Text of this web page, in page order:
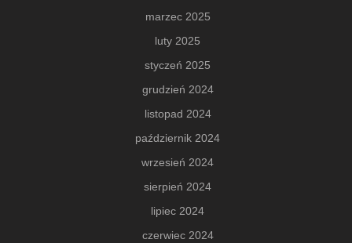
marzec 2025
luty 2025
styczeń 2025
grudzień 2024
listopad 2024
październik 2024
wrzesień 2024
sierpień 2024
lipiec 2024
czerwiec 2024